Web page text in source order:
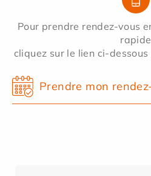
Pour prendre rendez-vous
rapide
cliquez sur le lien ci-
Prendre mon